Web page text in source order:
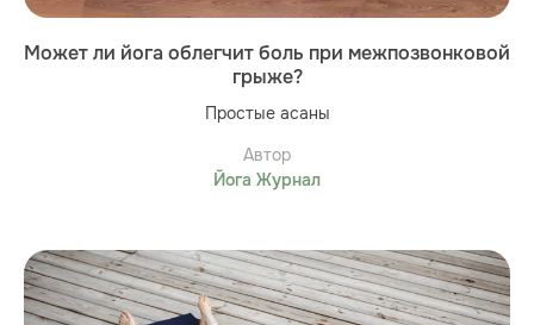
Может ли йога облегчит боль при межпозвонковой
грыже?
Простые асаны
Автор
Йога Журнал